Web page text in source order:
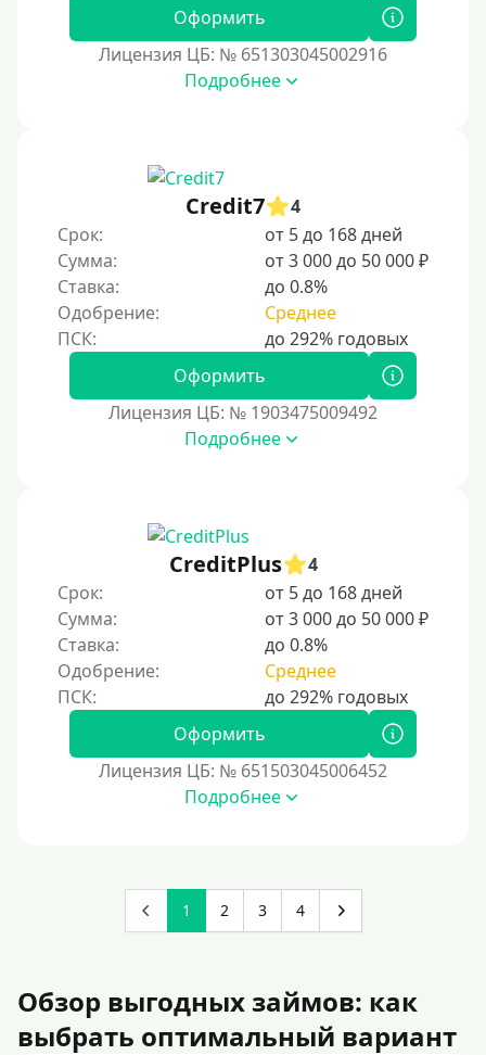
Оформить
Лицензия ЦБ: № 651303045002916
Подробнее
Credit7
4
Срок:
от 5 до 168 дней
Сумма:
от 3 000 до 50 000 ₽
Ставка:
до 0.8%
Одобрение:
Среднее
Оформить
Лицензия ЦБ: № 1903475009492
Подробнее
CreditPlus
4
Срок:
от 5 до 168 дней
Сумма:
от 3 000 до 50 000 ₽
Ставка:
до 0.8%
Одобрение:
Среднее
Оформить
Лицензия ЦБ: № 651503045006452
Подробнее
1 2 3 4
Обзор выгодных займов: как
выбрать оптимальный вариант